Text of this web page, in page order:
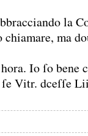
la
chiamare, ma
Io ſo bene
ſe Vitr. dceſſe